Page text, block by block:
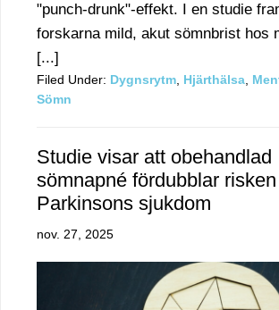
"punch-drunk"-effekt. I en studie
forskarna mild, akut sömnbrist hos
[...]
Filed Under: Dygnsrytm, Hjärthälsa,
Sömn
Studie visar att obehandlad
sömnapné fördubblar
Parkinsons sjukdom
nov. 27, 2025